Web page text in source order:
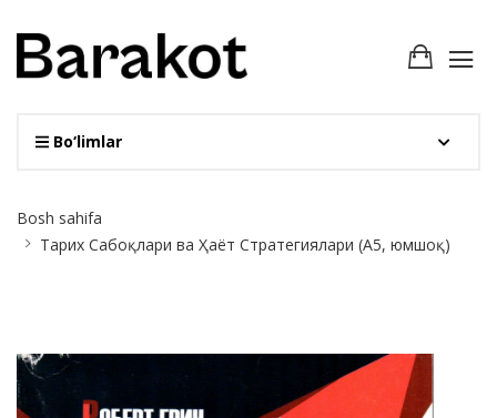
Bo‘limlar
Breadcrumb
Bosh sahifa
Тарих Сабоқлари ва Ҳаёт Стратегиялари (А5, юмшоқ)